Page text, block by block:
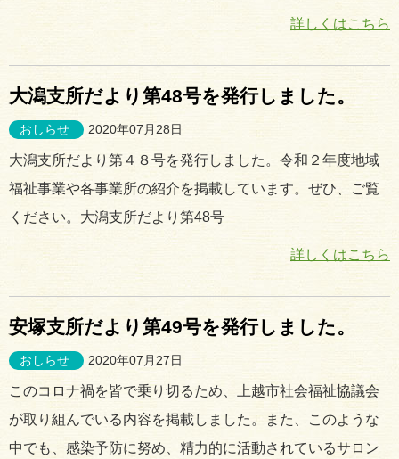
詳しくはこちら
大潟支所だより第48号を発行しました。
おしらせ 2020年07月28日
大潟支所だより第４８号を発行しました。令和２年度地域
福祉事業や各事業所の紹介を掲載しています。ぜひ、ご覧
ください。大潟支所だより第48号
詳しくはこちら
安塚支所だより第49号を発行しました。
おしらせ 2020年07月27日
このコロナ禍を皆で乗り切るため、上越市社会福祉協議会
が取り組んでいる内容を掲載しました。また、このような
中でも、感染予防に努め、精力的に活動されているサロン